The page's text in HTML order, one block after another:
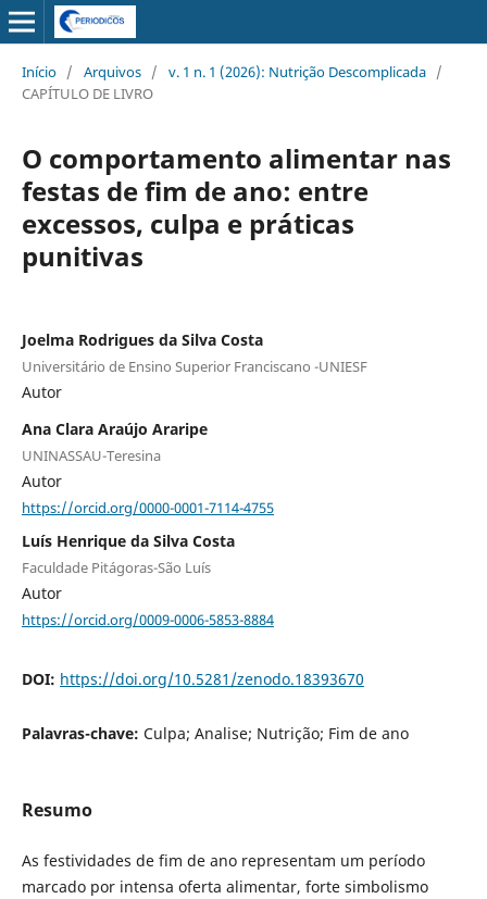
Início / Arquivos / v. 1 n. 1 (2026): Nutrição Descomplicada /
CAPÍTULO DE LIVRO
O comportamento alimentar nas
festas de fim de ano: entre
excessos, culpa e práticas
punitivas
Joelma Rodrigues da Silva Costa
Universitário de Ensino Superior Franciscano -UNIESF
Autor
Ana Clara Araújo Araripe
UNINASSAU-Teresina
Autor
https://orcid.org/0000-0001-7114-4755
Luís Henrique da Silva Costa
Faculdade Pitágoras-São Luís
Autor
https://orcid.org/0009-0006-5853-8884
DOI: https://doi.org/10.5281/zenodo.18393670
Palavras-chave: Culpa; Analise; Nutrição; Fim de ano
Resumo
As festividades de fim de ano representam um período
marcado por intensa oferta alimentar, forte simbolismo